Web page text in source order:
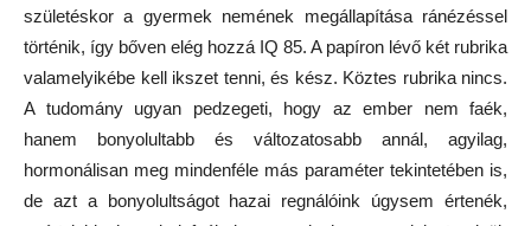
születéskor a gyermek nemének megállapítása ránézéssel
történik, így bőven elég hozzá IQ 85. A papíron lévő két rubrika
valamelyikébe kell ikszet tenni, és kész. Köztes rubrika nincs.
A tudomány ugyan pedzegeti, hogy az ember nem faék,
hanem bonyolultabb és változatosabb annál, agyilag,
hormonálisan meg mindenféle más paraméter tekintetében is,
de azt a bonyolultságot hazai regnálóink úgysem értenék,